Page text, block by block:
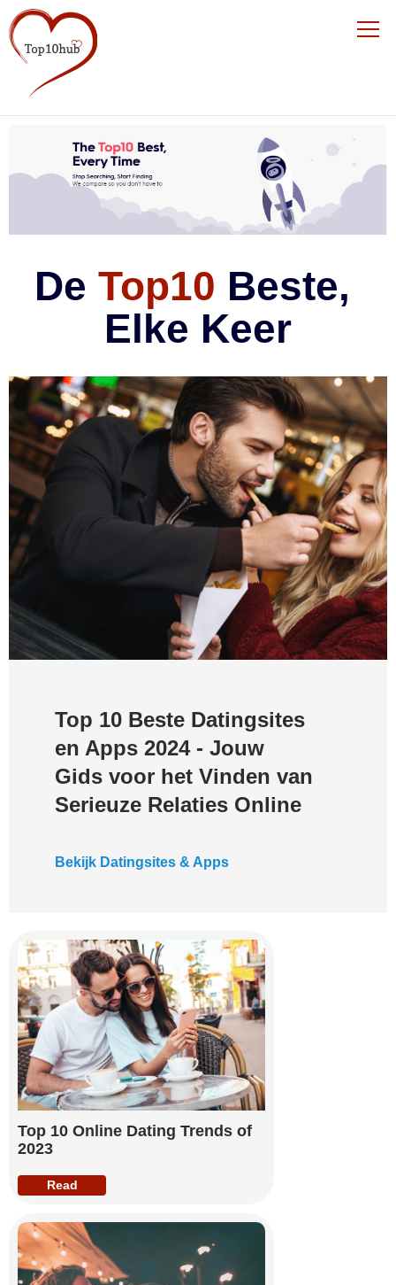
De Top10 Beste,
Elke Keer
Top 10 Beste Datingsites
en Apps 2024 - Jouw
Gids voor het Vinden van
Serieuze Relaties Online
Bekijk Datingsites & Apps
Top 10 Online Dating Trends of
2023
Read